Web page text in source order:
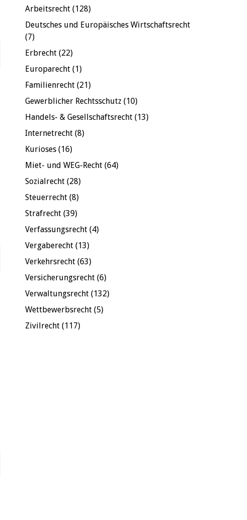
Arbeitsrecht (128)
Deutsches und Europäisches Wirtschaftsrecht
(7)
Erbrecht (22)
Europarecht (1)
Familienrecht (21)
Gewerblicher Rechtsschutz (10)
Handels- & Gesellschaftsrecht (13)
Internetrecht (8)
Kurioses (16)
Miet- und WEG-Recht (64)
Sozialrecht (28)
Steuerrecht (8)
Strafrecht (39)
Verfassungsrecht (4)
Vergaberecht (13)
Verkehrsrecht (63)
Versicherungsrecht (6)
Verwaltungsrecht (132)
Wettbewerbsrecht (5)
Zivilrecht (117)